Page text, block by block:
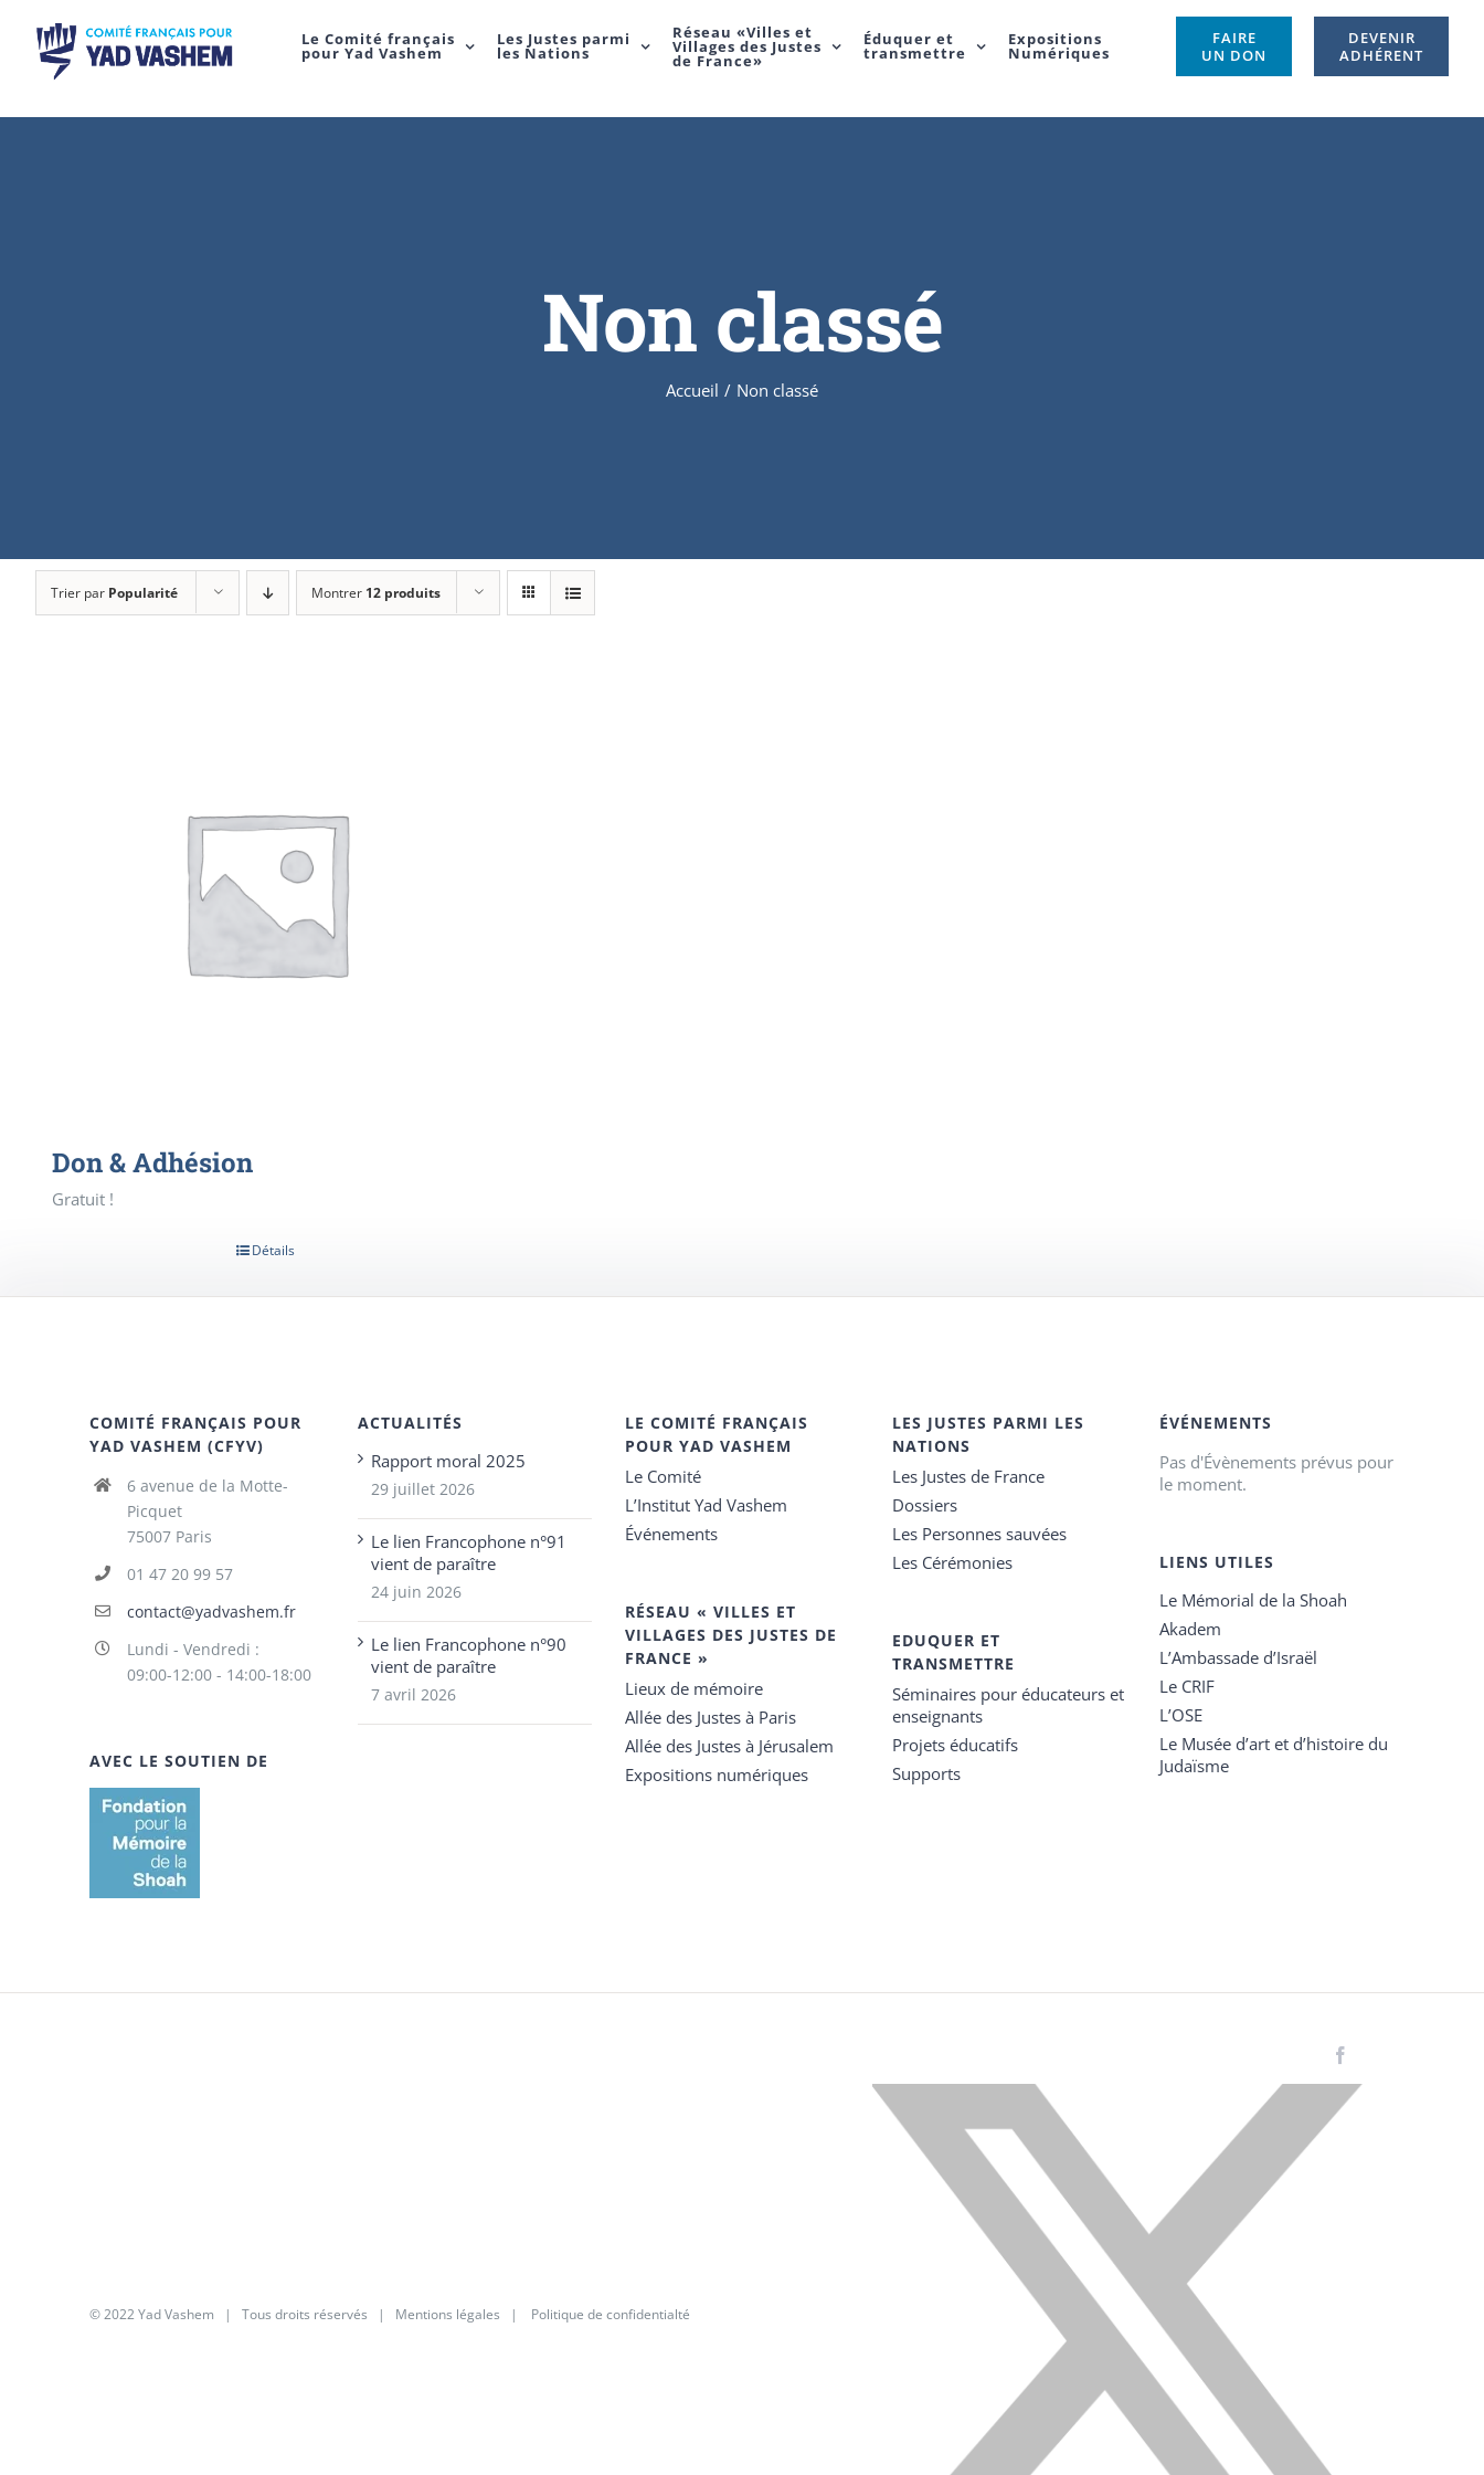
Le Comité français
pour Yad Vashem
Les Justes parmi
les Nations
Réseau «Villes et
Villages des Justes
de France»
Éduquer et
transmettre
Expositions
Numériques
FAIRE
UN DON
DEVENIR
ADHÉRENT
Non classé
Accueil / Non classé
Trier par Popularité Montrer 12 produits
Don & Adhésion
Gratuit !
Détails
COMITÉ FRANÇAIS POUR
YAD VASHEM (CFYV)
6 avenue de la Motte-
Picquet
75007 Paris
01 47 20 99 57
contact@yadvashem.fr
Lundi - Vendredi :
09:00-12:00 - 14:00-18:00
AVEC LE SOUTIEN DE
ACTUALITÉS
Rapport moral 2025
29 juillet 2026
Le lien Francophone n°91
vient de paraître
24 juin 2026
Le lien Francophone n°90
vient de paraître
7 avril 2026
LE COMITÉ FRANÇAIS
POUR YAD VASHEM
Le Comité
L’Institut Yad Vashem
Événements
RÉSEAU « VILLES ET
VILLAGES DES JUSTES DE
FRANCE »
Lieux de mémoire
Allée des Justes à Paris
Allée des Justes à Jérusalem
Expositions numériques
LES JUSTES PARMI LES
NATIONS
Les Justes de France
Dossiers
Les Personnes sauvées
Les Cérémonies
EDUQUER ET
TRANSMETTRE
Séminaires pour éducateurs et
enseignants
Projets éducatifs
Supports
ÉVÉNEMENTS
Pas d'Évènements prévus pour
le moment.
LIENS UTILES
Le Mémorial de la Shoah
Akadem
L’Ambassade d’Israël
Le CRIF
L’OSE
Le Musée d’art et d’histoire du
Judaïsme
© 2022 Yad Vashem | Tous droits réservés | Mentions légales | Politique de confidentialté
X